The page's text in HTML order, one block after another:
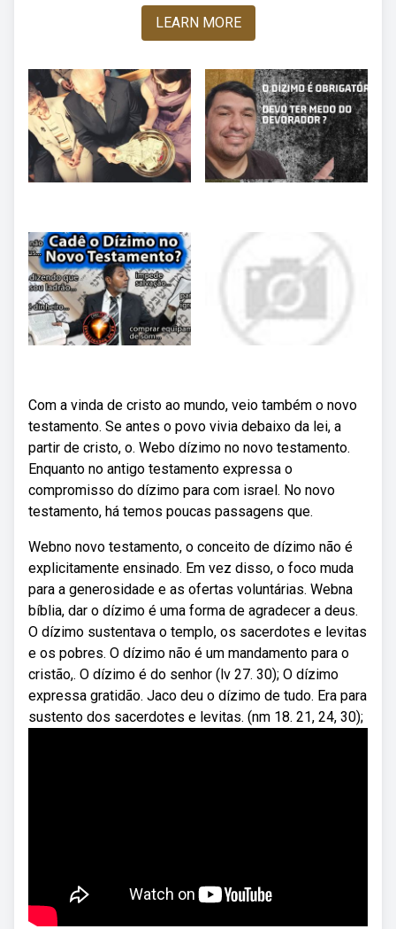
LEARN MORE
Com a vinda de cristo ao mundo, veio também o novo
testamento. Se antes o povo vivia debaixo da lei, a
partir de cristo, o. Webo dízimo no novo testamento.
Enquanto no antigo testamento expressa o
compromisso do dízimo para com israel. No novo
testamento, há temos poucas passagens que.
Webno novo testamento, o conceito de dízimo não é
explicitamente ensinado. Em vez disso, o foco muda
para a generosidade e as ofertas voluntárias. Webna
bíblia, dar o dízimo é uma forma de agradecer a deus.
O dízimo sustentava o templo, os sacerdotes e levitas
e os pobres. O dízimo não é um mandamento para o
cristão,. O dízimo é do senhor (lv 27. 30); O dízimo
expressa gratidão. Jaco deu o dízimo de tudo. Era para
sustento dos sacerdotes e levitas. (nm 18. 21, 24, 30);